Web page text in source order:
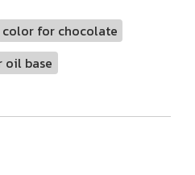
color for chocolate
oil base